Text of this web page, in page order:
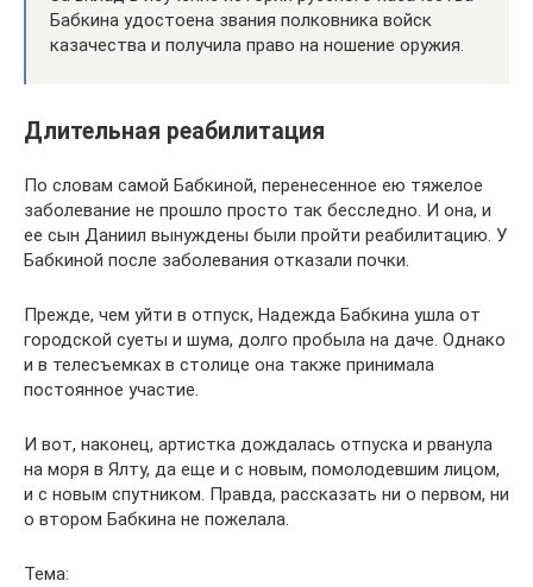
Бабкина удостоена звания полковника войск
казачества и получила право на ношение оружия.
Длительная реабилитация
По словам самой Бабкиной, перенесенное ею тяжелое
заболевание не прошло просто так бесследно. И она, и
ее сын Даниил вынуждены были пройти реабилитацию. У
Бабкиной после заболевания отказали почки.
Прежде, чем уйти в отпуск, Надежда Бабкина ушла от
городской суеты и шума, долго пробыла на даче. Однако
и в телесъемках в столице она также принимала
постоянное участие.
И вот, наконец, артистка дождалась отпуска и рванула
на моря в Ялту, да еще и с новым, помолодевшим лицом,
и с новым спутником. Правда, рассказать ни о первом, ни
о втором Бабкина не пожелала.
Тема: